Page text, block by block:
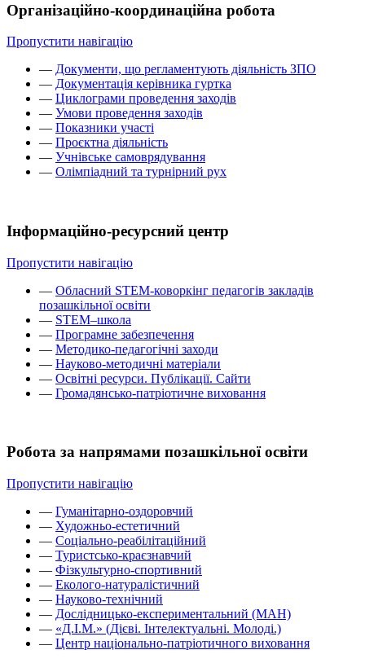
Організаційно-координаційна робота
Пропустити навігацію
— Документи, що регламентують діяльність ЗПО
— Документація керівника гуртка
— Циклограми проведення заходів
— Умови проведення заходів
— Показники участі
— Проєктна діяльність
— Учнівське самоврядування
— Олімпіадний та турнірний рух
Інформаційно-ресурсний центр
Пропустити навігацію
— Обласний STEM-коворкінг педагогів закладів
позашкільної освіти
— STEM–школа
— Програмне забезпечення
— Методико-педагогічні заходи
— Науково-методичні матеріали
— Освітні ресурси. Публікації. Сайти
— Громадянсько-патріотичне виховання
Робота за напрямами позашкільної освіти
Пропустити навігацію
— Гуманітарно-оздоровчий
— Художньо-естетичний
— Соціально-реабілітаційний
— Туристсько-краєзнавчий
— Фізкультурно-спортивний
— Еколого-натуралістичний
— Науково-технічний
— Дослідницько-експериментальний (МАН)
— «Д.І.М.» (Дієві. Інтелектуальні. Молоді.)
— Центр національно-патріотичного виховання